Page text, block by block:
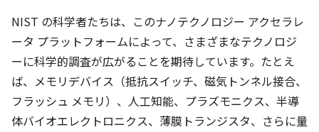
NIST の科学者たちは、このナノテクノロジー アクセラレ
ータ プラットフォームによって、さまざまなテクノロジ
ーに科学的調査が広がることを期待しています。たとえ
ば、メモリデバイス（抵抗スイッチ、磁気トンネル接合、
フラッシュ メモリ）、人工知能、プラズモニクス、半導
体バイオエレクトロニクス、薄膜トランジスタ、さらに量